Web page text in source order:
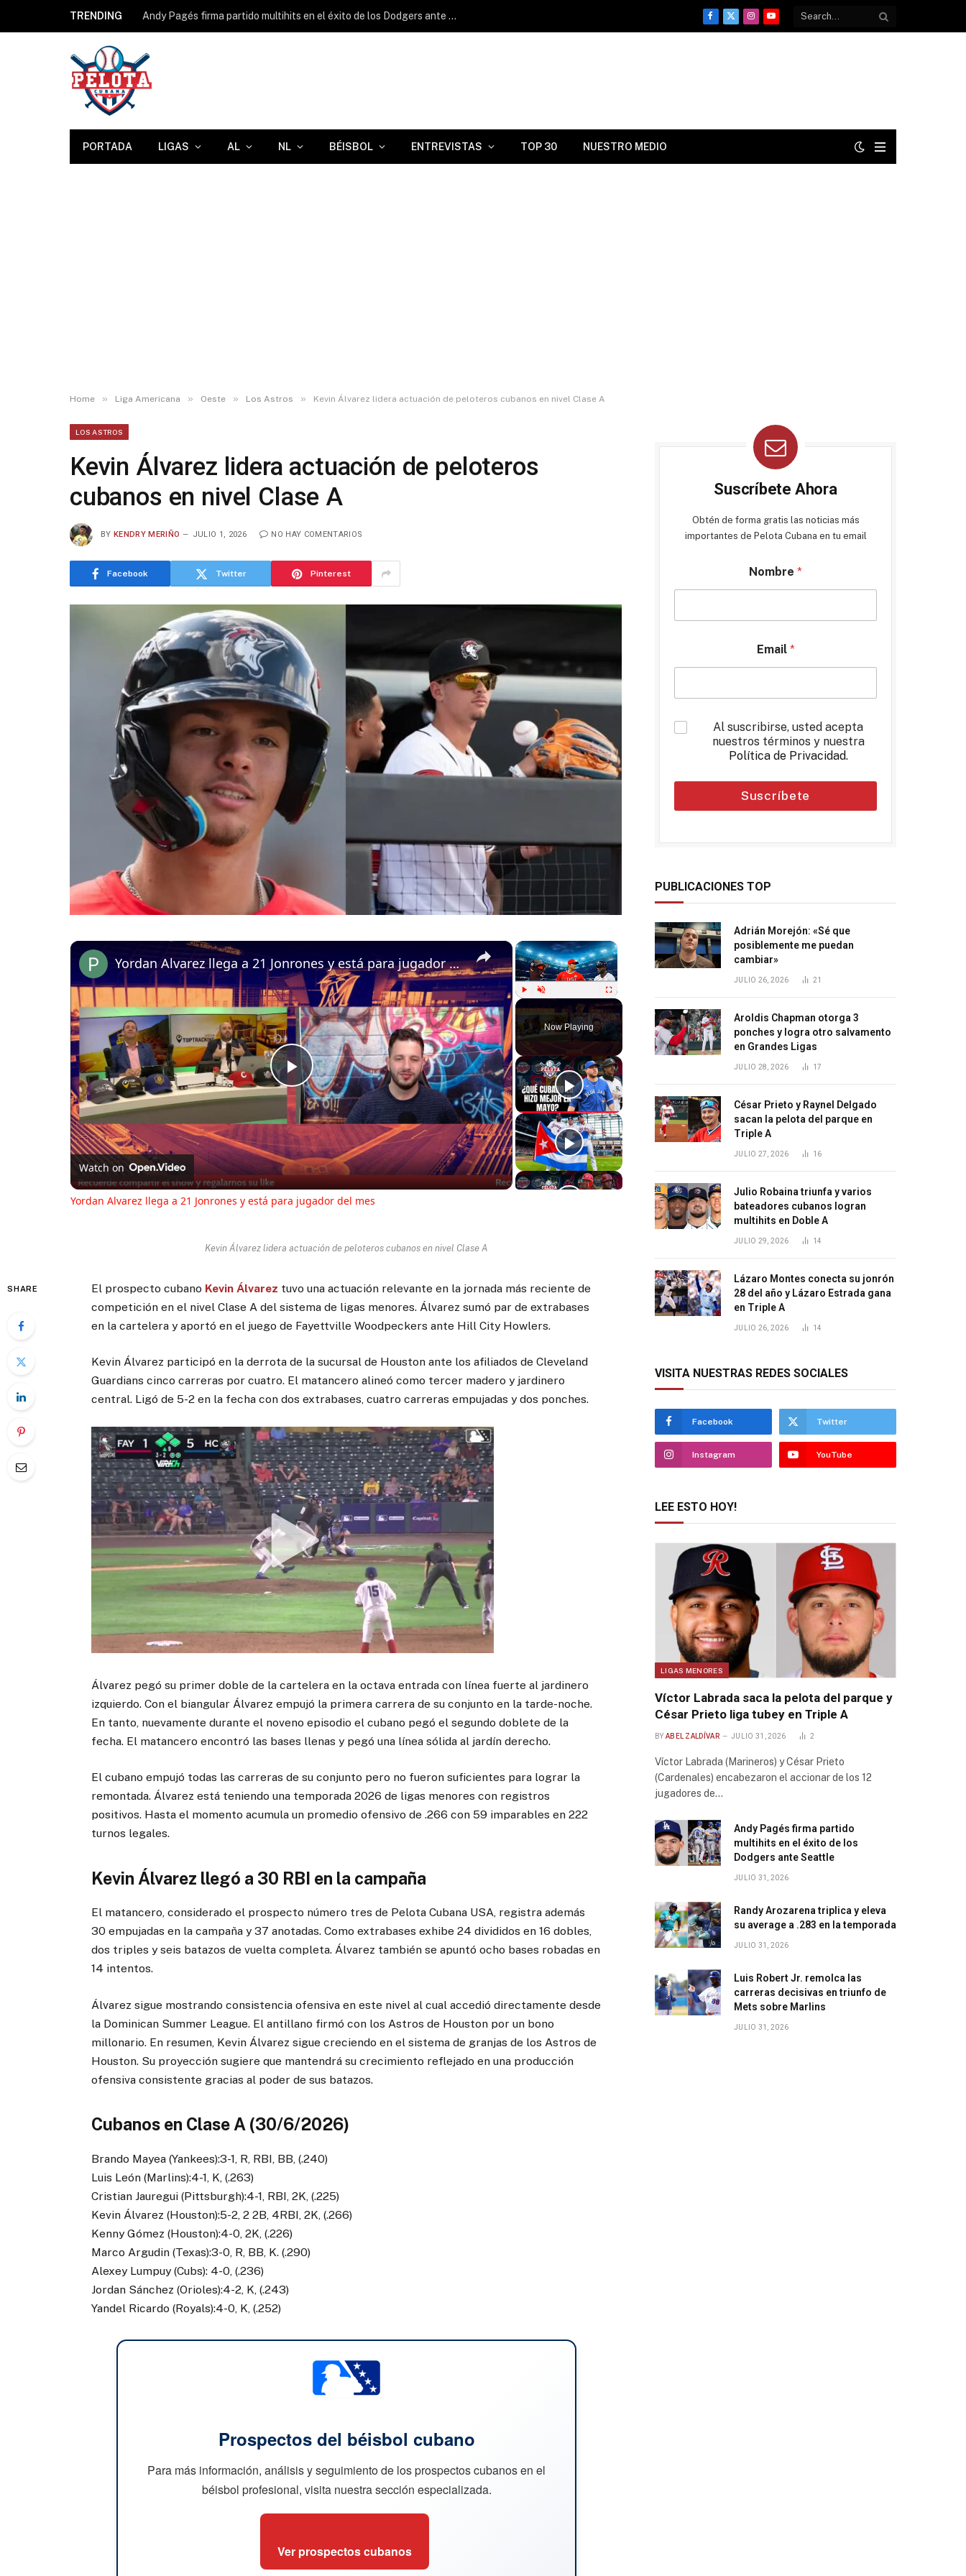
TRENDING Andy Pagés firma partido multihits en el éxito de los Dodgers ante Seattle
Facebook
X
InstagramYouTube
PORTADA LIGAS AL NL BÉISBOL ENTREVISTAS TOP 30 NUESTRO MEDIO
Home » Liga Americana » Oeste » Los Astros » Kevin Álvarez lidera actuación de peloteros cubanos en nivel Clase A
LOS ASTROS
Kevin Álvarez lidera actuación de peloteros
cubanos en nivel Clase A
BY KENDRY MERIÑO JULIO 1, 2026 NO HAY COMENTARIOS
Facebook Twitter Pinterest
×
Fullscreen
Now Playing
×
Play
Video
Yordan Alvarez llega a 21 Jonrones y está para jugador del mes
Watch on
Yordan Alvarez llega a 21 Jonrones y está para jugador del mes
Kevin Álvarez lidera actuación de peloteros cubanos en nivel Clase A
SHARE El prospecto cubano Kevin Álvarez tuvo una actuación relevante en la jornada más reciente de
competición en el nivel Clase A del sistema de ligas menores. Álvarez sumó par de extrabases
en la cartelera y aportó en el juego de Fayettville Woodpeckers ante Hill City Howlers.
Kevin Álvarez participó en la derrota de la sucursal de Houston ante los afiliados de Cleveland
Guardians cinco carreras por cuatro. El matancero alineó como tercer madero y jardinero
central. Ligó de 5-2 en la fecha con dos extrabases, cuatro carreras empujadas y dos ponches.
Álvarez pegó su primer doble de la cartelera en la octava entrada con línea fuerte al jardinero
izquierdo. Con el biangular Álvarez empujó la primera carrera de su conjunto en la tarde-noche.
En tanto, nuevamente durante el noveno episodio el cubano pegó el segundo doblete de la
fecha. El matancero encontró las bases llenas y pegó una línea sólida al jardín derecho.
El cubano empujó todas las carreras de su conjunto pero no fueron suficientes para lograr la
remontada. Álvarez está teniendo una temporada 2026 de ligas menores con registros
positivos. Hasta el momento acumula un promedio ofensivo de .266 con 59 imparables en 222
turnos legales.
Kevin Álvarez llegó a 30 RBI en la campaña
El matancero, considerado el prospecto número tres de Pelota Cubana USA, registra además
30 empujadas en la campaña y 37 anotadas. Como extrabases exhibe 24 divididos en 16 dobles,
dos triples y seis batazos de vuelta completa. Álvarez también se apuntó ocho bases robadas en
14 intentos.
Álvarez sigue mostrando consistencia ofensiva en este nivel al cual accedió directamente desde
la Dominican Summer League. El antillano firmó con los Astros de Houston por un bono
millonario. En resumen, Kevin Álvarez sigue creciendo en el sistema de granjas de los Astros de
Houston. Su proyección sugiere que mantendrá su crecimiento reflejado en una producción
ofensiva consistente gracias al poder de sus batazos.
Cubanos en Clase A (30/6/2026)
Brando Mayea (Yankees):3-1, R, RBI, BB, (.240)
Luis León (Marlins):4-1, K, (.263)
Cristian Jauregui (Pittsburgh):4-1, RBI, 2K, (.225)
Kevin Álvarez (Houston):5-2, 2 2B, 4RBI, 2K, (.266)
Kenny Gómez (Houston):4-0, 2K, (.226)
Marco Argudin (Texas):3-0, R, BB, K. (.290)
Alexey Lumpuy (Cubs): 4-0, (.236)
Jordan Sánchez (Orioles):4-2, K, (.243)
Yandel Ricardo (Royals):4-0, K, (.252)
Prospectos del béisbol cubano
Para más información, análisis y seguimiento de los prospectos cubanos en el
béisbol profesional, visita nuestra sección especializada.
Ver prospectos cubanos
Suscríbete Ahora
Obtén de forma gratis las noticias más
importantes de Pelota Cubana en tu email
Nombre *
Email *
*
Al suscribirse, usted acepta
nuestros términos y nuestra
Política de Privacidad.
Suscríbete
PUBLICACIONES TOP
Adrián Morejón: «Sé que
posiblemente me puedan
cambiar»
JULIO 26, 2026 21
Aroldis Chapman otorga 3
ponches y logra otro salvamento
en Grandes Ligas
JULIO 28, 2026 17
César Prieto y Raynel Delgado
sacan la pelota del parque en
Triple A
JULIO 27, 2026 16
Julio Robaina triunfa y varios
bateadores cubanos logran
multihits en Doble A
JULIO 29, 2026 14
Lázaro Montes conecta su jonrón
28 del año y Lázaro Estrada gana
en Triple A
JULIO 26, 2026 14
VISITA NUESTRAS REDES SOCIALES
Facebook Twitter
Instagram YouTube
LEE ESTO HOY!
LIGAS MENORES
Víctor Labrada saca la pelota del parque y
César Prieto liga tubey en Triple A
BY ABEL ZALDÍVAR JULIO 31, 2026 2
Víctor Labrada (Marineros) y César Prieto
(Cardenales) encabezaron el accionar de los 12
jugadores de…
Andy Pagés firma partido
multihits en el éxito de los
Dodgers ante Seattle
JULIO 31, 2026
Randy Arozarena triplica y eleva
su average a .283 en la temporada
JULIO 31, 2026
Luis Robert Jr. remolca las
carreras decisivas en triunfo de
Mets sobre Marlins
JULIO 31, 2026